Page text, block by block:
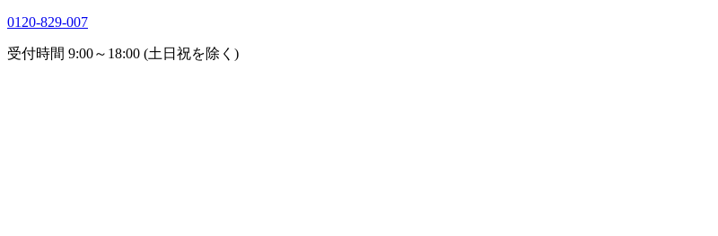
0120-829-007
受付時間 9:00～18:00 (土日祝を除く)